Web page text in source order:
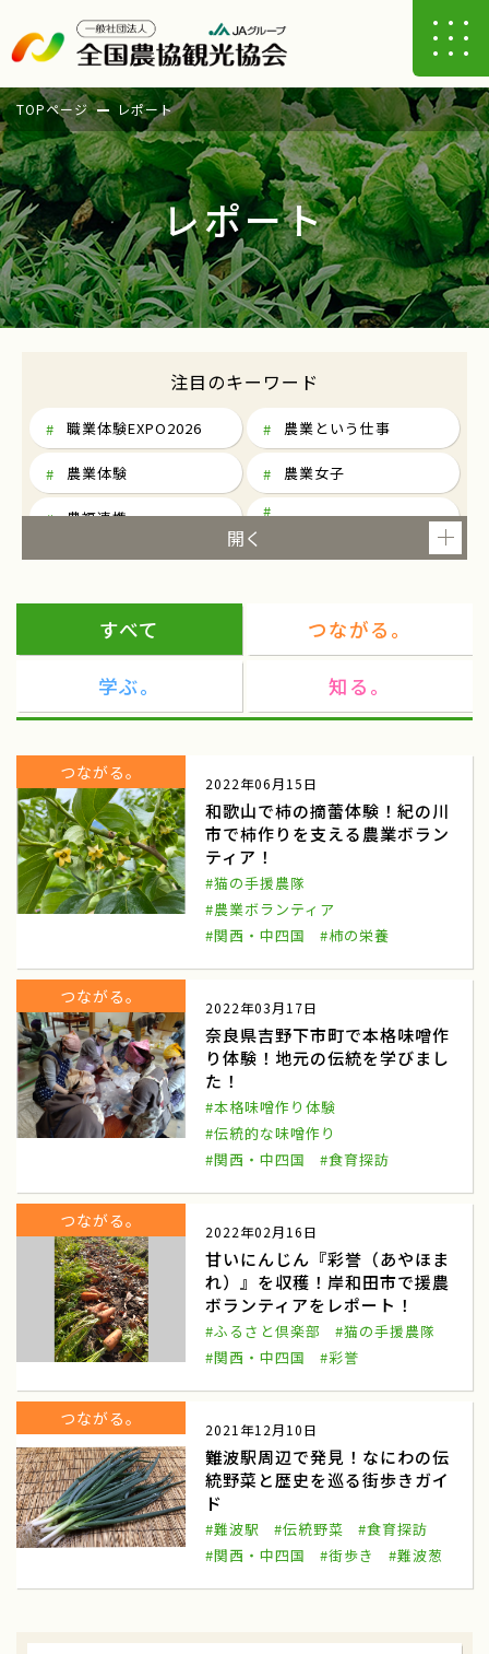
TOPページ レポート
レポート
注目のキーワード
職業体験EXPO2026 農業という仕事
農業体験 農業女子
農福連携
東京 就農
ツアー
農泊 観光
民俗芸能 民俗芸能と農村生活を考える
都市農業 マルシェ
ワークショップ 東北
商談会 ねばりっこ
ねばりっこ収穫体験
鳥取中央 雪中キャベツ
雪中キャベツ収穫 援農隊
雪中キャベツ植え付け 小谷村
わらび狩り 山菜狩り
産直物語
大和ルージュ 奈良県天理市
ふるさと俱楽部 三嶽農園
神奈川県秦野市 農業女子つ・な・ぐPJ
河口湖自然栽培にんにく農園 河口湖
田辺の梅システム
和歌山県みなべ田辺地域
あきさわ園 神奈川県小田原市
農山漁村Biz
べジポケット 産学連携企画
アグリッジプロジェクト 刀根早生柿
すべて つながる。
学ぶ。 知る。
つながる。
2022年06月15日
和歌山で柿の摘蕾体験！紀の川
市で柿作りを支える農業ボラン
ティア！
#猫の手援農隊
#農業ボランティア
#関西・中四国
#柿の栄養
つながる。
2022年03月17日
奈良県吉野下市町で本格味噌作
り体験！地元の伝統を学びまし
た！
#本格味噌作り体験
#伝統的な味噌作り
#関西・中四国
#食育探訪
つながる。
2022年02月16日
甘いにんじん『彩誉（あやほま
れ）』を収穫！岸和田市で援農
ボランティアをレポート！
#ふるさと倶楽部
#猫の手援農隊
#関西・中四国
#彩誉
つながる。
2021年12月10日
難波駅周辺で発見！なにわの伝
統野菜と歴史を巡る街歩きガイ
ド
#難波駅 #伝統野菜
#食育探訪
#関西・中四国
#街歩き #難波葱